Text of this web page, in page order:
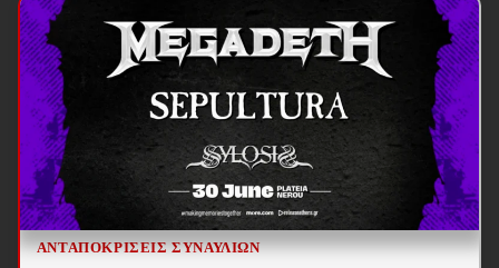
ΑΝΤΑΠΟΚΡΊΣΕΙΣ ΣΥΝΑΥΛΙΏΝ